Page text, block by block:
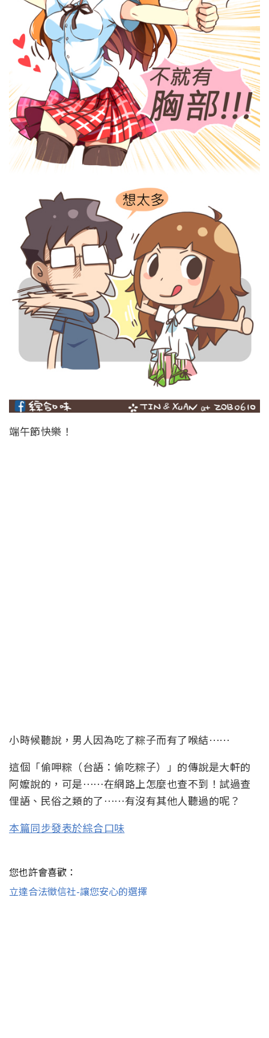
端午節快樂！
小時候聽說，男人因為吃了粽子而有了喉結⋯⋯
這個「偷呷粽（台語：偷吃粽子）」的傳說是大軒的
阿嬤說的，可是⋯⋯在網路上怎麼也查不到！試過查
俚語、民俗之類的了⋯⋯有沒有其他人聽過的呢？
本篇同步發表於綜合口味
您也許會喜歡：
立達合法徵信社-讓您安心的選擇